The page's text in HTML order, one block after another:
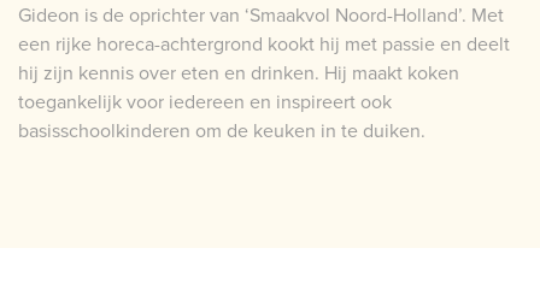
Gideon is de oprichter van ‘Smaakvol Noord-Holland’. Met
een rijke horeca-achtergrond kookt hij met passie en deelt
hij zijn kennis over eten en drinken. Hij maakt koken
toegankelijk voor iedereen en inspireert ook
basisschoolkinderen om de keuken in te duiken.